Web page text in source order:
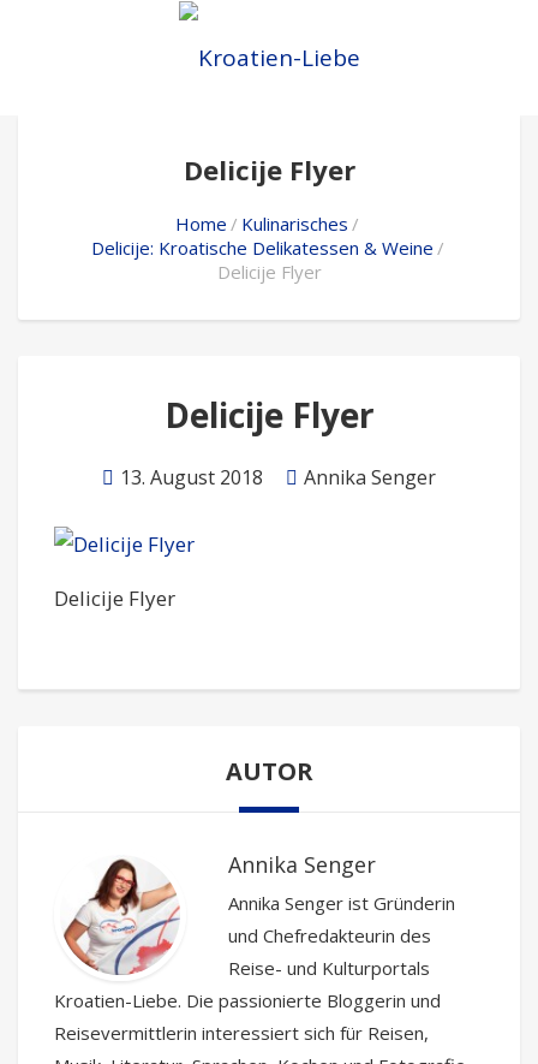
Delicije Flyer
Home
Kulinarisches
Delicije: Kroatische Delikatessen & Weine
Delicije Flyer
Delicije Flyer
13. August 2018 Annika Senger
Delicije Flyer
AUTOR
Annika Senger
Annika Senger ist Gründerin
und Chefredakteurin des
Reise- und Kulturportals
Kroatien-Liebe. Die passionierte Bloggerin und
Reisevermittlerin interessiert sich für Reisen,